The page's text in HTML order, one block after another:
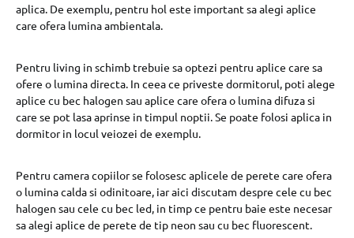
aplica. De exemplu, pentru hol este important sa alegi aplice
care ofera lumina ambientala.
Pentru living in schimb trebuie sa optezi pentru aplice care sa
ofere o lumina directa. In ceea ce priveste dormitorul, poti alege
aplice cu bec halogen sau aplice care ofera o lumina difuza si
care se pot lasa aprinse in timpul noptii. Se poate folosi aplica in
dormitor in locul veiozei de exemplu.
Pentru camera copiilor se folosesc aplicele de perete care ofera
o lumina calda si odinitoare, iar aici discutam despre cele cu bec
halogen sau cele cu bec led, in timp ce pentru baie este necesar
sa alegi aplice de perete de tip neon sau cu bec fluorescent.